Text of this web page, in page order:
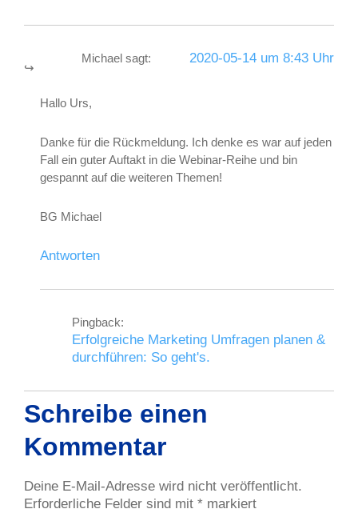
Michael sagt: 2020-05-14 um 8:43 Uhr
Hallo Urs,
Danke für die Rückmeldung. Ich denke es war auf jeden
Fall ein guter Auftakt in die Webinar-Reihe und bin
gespannt auf die weiteren Themen!
BG Michael
Antworten
Pingback:
Erfolgreiche Marketing Umfragen planen &
durchführen: So geht's.
Schreibe einen
Kommentar
Deine E-Mail-Adresse wird nicht veröffentlicht.
Erforderliche Felder sind mit * markiert